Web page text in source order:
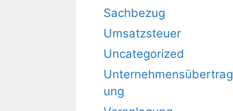
Sachbezug
Umsatzsteuer
Uncategorized
Unternehmensübertrag
ung